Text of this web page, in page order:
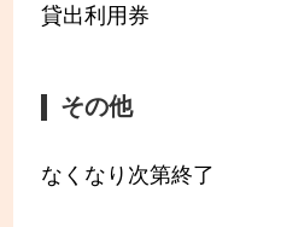
貸出利用券
その他
なくなり次第終了